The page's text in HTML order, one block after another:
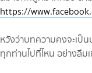
https://
หวังว่าบทความคงจะเป็
ทุกท่านไปที่ไหน อย่างลื